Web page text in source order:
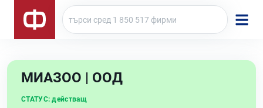
МИАЗОО | ООД
СТАТУС: действащ